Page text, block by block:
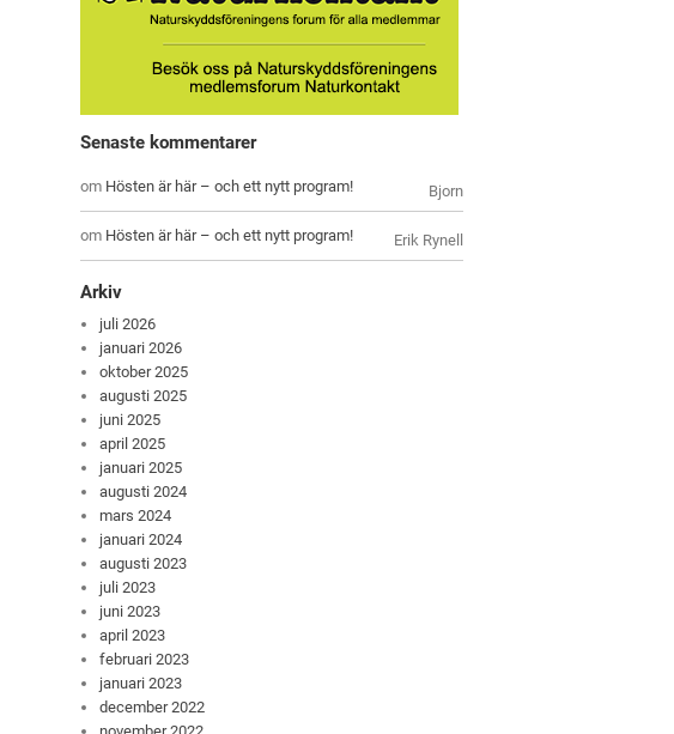
Senaste kommentarer
Bjorn
om Hösten är här – och ett nytt program!
Erik Rynell
om Hösten är här – och ett nytt program!
Arkiv
juli 2026
januari 2026
oktober 2025
augusti 2025
juni 2025
april 2025
januari 2025
augusti 2024
mars 2024
januari 2024
augusti 2023
juli 2023
juni 2023
april 2023
februari 2023
januari 2023
december 2022